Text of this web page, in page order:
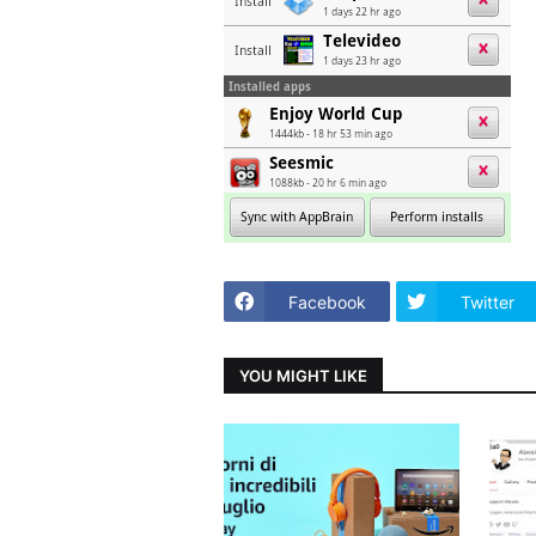
Facebook Twitter
YOU MIGHT LIKE